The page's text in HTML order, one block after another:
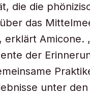
die die
das
erklärt Amicone.
der
unter